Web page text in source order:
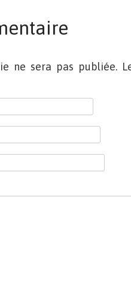
ne sera pas publiée.